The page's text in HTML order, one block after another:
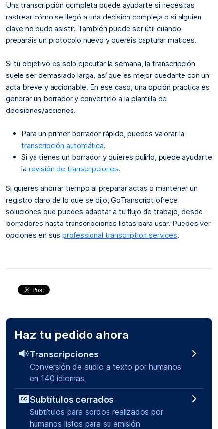
Una transcripción completa puede ayudarte si necesitas
rastrear cómo se llegó a una decisión compleja o si alguien
clave no pudo asistir. También puede ser útil cuando
preparáis un protocolo nuevo y queréis capturar matices.
Si tu objetivo es solo ejecutar la semana, la transcripción
suele ser demasiado larga, así que es mejor quedarte con un
acta breve y accionable. En ese caso, una opción práctica es
generar un borrador y convertirlo a la plantilla de
decisiones/acciones.
Para un primer borrador rápido, puedes valorar la
transcripción automática.
Si ya tienes un borrador y quieres pulirlo, puede ayudarte
la revisión de transcripciones.
Si quieres ahorrar tiempo al preparar actas o mantener un
registro claro de lo que se dijo, GoTranscript ofrece
soluciones que puedes adaptar a tu flujo de trabajo, desde
borradores hasta transcripciones listas para usar. Puedes ver
opciones en sus professional transcription services.
Haz tu pedido ahora
Transcripciones
Conversión de audio a texto por humanos
en 140 idiomas
Subtítulos cerrados
Subtítulos para sordos realizados por
humanos listos para su emisión